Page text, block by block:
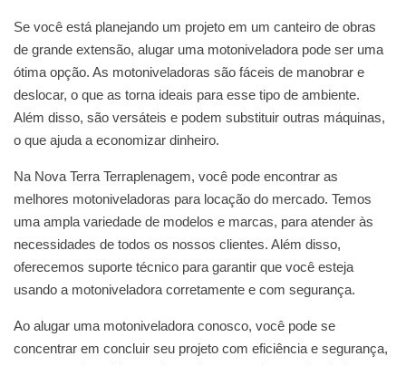
Se você está planejando um projeto em um canteiro de obras
de grande extensão, alugar uma motoniveladora pode ser uma
ótima opção. As motoniveladoras são fáceis de manobrar e
deslocar, o que as torna ideais para esse tipo de ambiente.
Além disso, são versáteis e podem substituir outras máquinas,
o que ajuda a economizar dinheiro.
Na Nova Terra Terraplenagem, você pode encontrar as
melhores motoniveladoras para locação do mercado. Temos
uma ampla variedade de modelos e marcas, para atender às
necessidades de todos os nossos clientes. Além disso,
oferecemos suporte técnico para garantir que você esteja
usando a motoniveladora corretamente e com segurança.
Ao alugar uma motoniveladora conosco, você pode se
concentrar em concluir seu projeto com eficiência e segurança,